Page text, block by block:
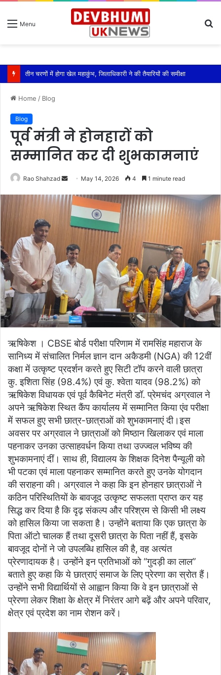
Menu
एसपी ऋषिकेश ने किया कावड़ मेला क्षेत्रों का निरीक्षण
Home / Blog
Blog
पूर्व मंत्री ने होनहारों को
सम्मानित कर दी शुभकामनाएं
Rao Shahzad
Send
email
May 14, 2026 4 1 minute read
ऋषिकेश । CBSE बोर्ड परीक्षा परिणाम में रामसिंह महाराज के
सानिध्य में संचालित निर्मल ज्ञान दान अकैडमी (NGA) की 12वीं
कक्षा में उत्कृष्ट प्रदर्शन करते हुए सिटी टॉप करने वाली छात्रा
कु. इशिता सिंह (98.4%) एवं कु. श्वेता यादव (98.2%) को
ऋषिकेश विधायक एवं पूर्व कैबिनेट मंत्री डॉ. प्रेमचंद अग्रवाल ने
अपने ऋषिकेश स्थित कैंप कार्यालय में सम्मानित किया एंव परीक्षा
में सफल हुए सभी छात्र-छात्राओं को शुभकामनाएं दी।इस
अवसर पर अग्रवाल ने छात्राओं को मिष्ठान खिलाकर एवं माला
पहनाकर उनका उत्साहवर्धन किया तथा उज्ज्वल भविष्य की
शुभकामनाएं दीं। साथ ही, विद्यालय के शिक्षक दिनेश पैन्यूली को
भी पटका एवं माला पहनाकर सम्मानित करते हुए उनके योगदान
की सराहना की। अग्रवाल ने कहा कि इन होनहार छात्राओं ने
कठिन परिस्थितियों के बावजूद उत्कृष्ट सफलता प्राप्त कर यह
सिद्ध कर दिया है कि दृढ़ संकल्प और परिश्रम से किसी भी लक्ष्य
को हासिल किया जा सकता है। उन्होंने बताया कि एक छात्रा के
पिता ऑटो चालक हैं तथा दूसरी छात्रा के पिता नहीं हैं, इसके
बावजूद दोनों ने जो उपलब्धि हासिल की है, वह अत्यंत
प्रेरणादायक है। उन्होंने इन प्रतिभाओं को “गुदड़ी का लाल”
बताते हुए कहा कि ये छात्राएं समाज के लिए प्रेरणा का स्रोत हैं।
उन्होंने सभी विद्यार्थियों से आह्वान किया कि वे इन छात्राओं से
प्रेरणा लेकर शिक्षा के क्षेत्र में निरंतर आगे बढ़ें और अपने परिवार,
क्षेत्र एवं प्रदेश का नाम रोशन करें।